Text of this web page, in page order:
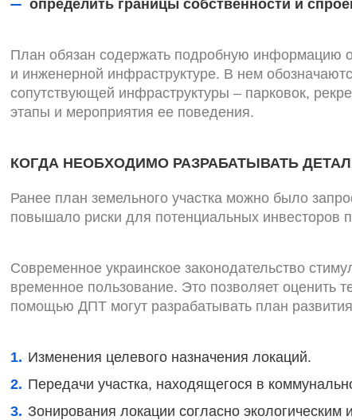
определить границы собственности и
План обязан содержать подробную информацию
и инженерной инфраструктуре. В нем
сопутствующей инфраструктуры – парковок,
этапы и мероприятия ее поведения.
КОГДА НЕОБХОДИМО РАЗРАБАТЫВАТЬ
Ранее план земельного участка можно было
повышало риски для потенциальных инвесторов
Современное украинское законодательство
временное пользование. Это позволяет оценить
помощью ДПТ могут разрабатывать план
Изменения целевого назначения локаций.
Передачи участка, находящегося в
Зонирования локации согласно